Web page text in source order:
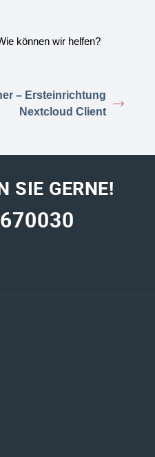
können wir helfen?
– Ersteinrichtung
Nextcloud Client
SIE GERNE!